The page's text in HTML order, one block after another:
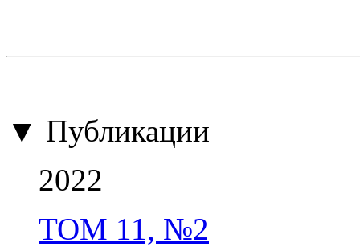
▼ Публикации
2022
ТОМ 11, №2